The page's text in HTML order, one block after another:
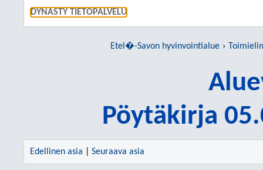
DYNASTY TIETOPALVELU
Etel�-Savon hyvinvointialue
Pöytäkirja
Edellinen asia Seuraava asia